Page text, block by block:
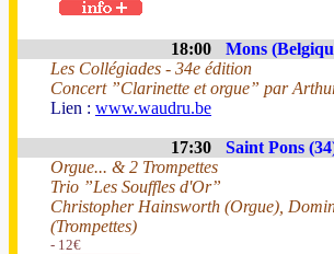
18:00 Mons
Les Collégiades - 34e édition
Concert ”Clarinette et orgue” par
Lien : www.waudru.be
17:30 Saint Pons
Orgue... & 2 Trompettes
Trio ”Les Souffles d'Or”
Christopher Hainsworth (Orgue),
(Trompettes)
- 12€